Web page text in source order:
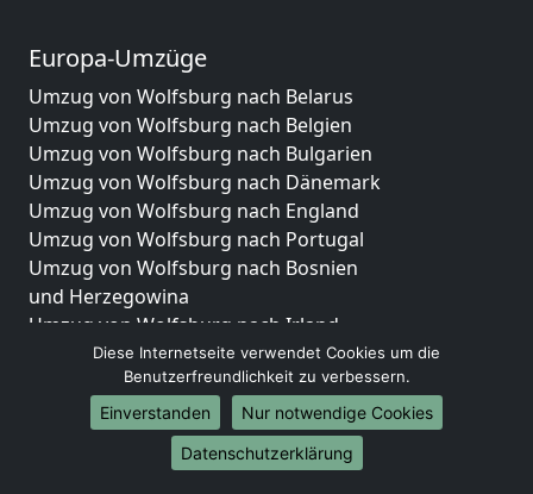
Europa-Umzüge
Umzug von Wolfsburg nach Belarus
Umzug von Wolfsburg nach Belgien
Umzug von Wolfsburg nach Bulgarien
Umzug von Wolfsburg nach Dänemark
Umzug von Wolfsburg nach England
Umzug von Wolfsburg nach Portugal
Umzug von Wolfsburg nach Bosnien
und Herzegowina
Umzug von Wolfsburg nach Irland
Umzug von Wolfsburg nach Lettland
Umzug von Wolfsburg nach Zypern
Umzug von Wolfsburg nach Kroatien
Umzug von Wolfsburg nach Estland
Umzug von Wolfsburg nach Finnland
Diese Internetseite verwendet Cookies um die
Benutzerfreundlichkeit zu verbessern.
Einverstanden
Nur notwendige Cookies
Datenschutzerklärung